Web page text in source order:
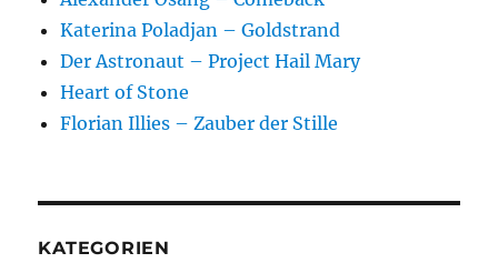
Katerina Poladjan – Goldstrand
Der Astronaut – Project Hail Mary
Heart of Stone
Florian Illies – Zauber der Stille
KATEGORIEN